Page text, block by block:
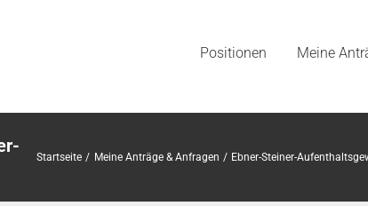
Positionen Meine
Startseite Meine Anträge & Anfragen Ebner-Steiner-